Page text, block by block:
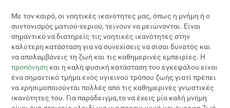
Με τον καιρό, οι νοητικές ικανότητες μας, όπως η μνήμη ή ο
συντονισμός ματιού-χεριού, τείνουν να μειώνονται. Είναι
σημαντικό να διατηρείς τις νοητικές ικανότητες στην
καλύτερη κατάσταση για να συνεχίσεις να σίσαι δυνατός και
να απολαμβάνεις τη ζωή και τις καθημερινές εμπειρίες. Η
προπόνηση και η καλή φυσική κατάσταση του εγκεφάλου είναι
ένα σημαντικό τμήμα ενός υγιεινού τρόπου ζωής γιατί πρέπει
να χρησιμοποιούνται πολλές από τις καθημερινές γνωστικές
ικανότητες του. Για παράδειγμα,το να έχεις μία καλή μνήμη